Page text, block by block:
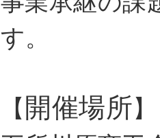
す。
​【 開催場所】